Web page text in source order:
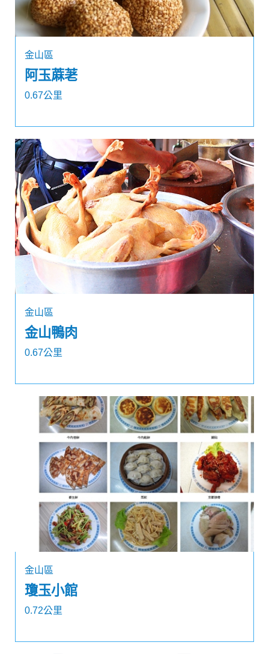
金山區
阿玉蔴荖
0.67公里
金山區
金山鴨肉
0.67公里
金山區
瓊玉小館
0.72公里